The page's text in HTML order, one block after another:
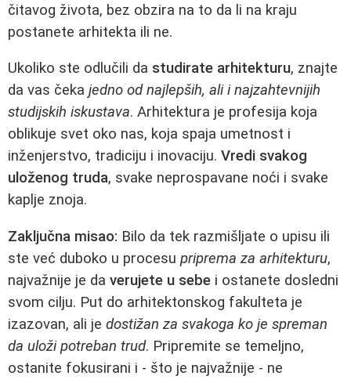
čitavog života, bez obzira na to da li na kraju
postanete arhitekta ili ne.
Ukoliko ste odlučili da studirate arhitekturu, znajte
da vas čeka jedno od najlepših, ali i najzahtevnijih
studijskih iskustava. Arhitektura je profesija koja
oblikuje svet oko nas, koja spaja umetnost i
inženjerstvo, tradiciju i inovaciju. Vredi svakog
uloženog truda, svake neprospavane noći i svake
kaplje znoja.
Zaključna misao: Bilo da tek razmišljate o upisu ili
ste već duboko u procesu priprema za arhitekturu,
najvažnije je da verujete u sebe i ostanete dosledni
svom cilju. Put do arhitektonskog fakulteta je
izazovan, ali je dostižan za svakoga ko je spreman
da uloži potreban trud. Pripremite se temeljno,
ostanite fokusirani i - što je najvažnije - ne